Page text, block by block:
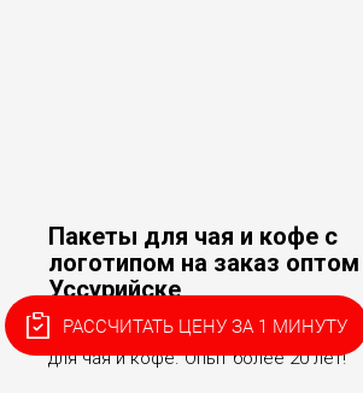
Пакеты для чая и кофе с
логотипом на заказ оптом
Уссурийске
Собственное производство
для чая и кофе. Опыт более 20 лет!
РАССЧИТАТЬ ЦЕНУ ЗА 1 МИНУТУ